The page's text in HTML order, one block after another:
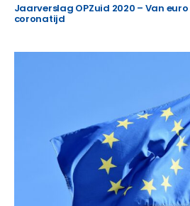
Jaarverslag OPZuid 2020 – Van
coronatijd